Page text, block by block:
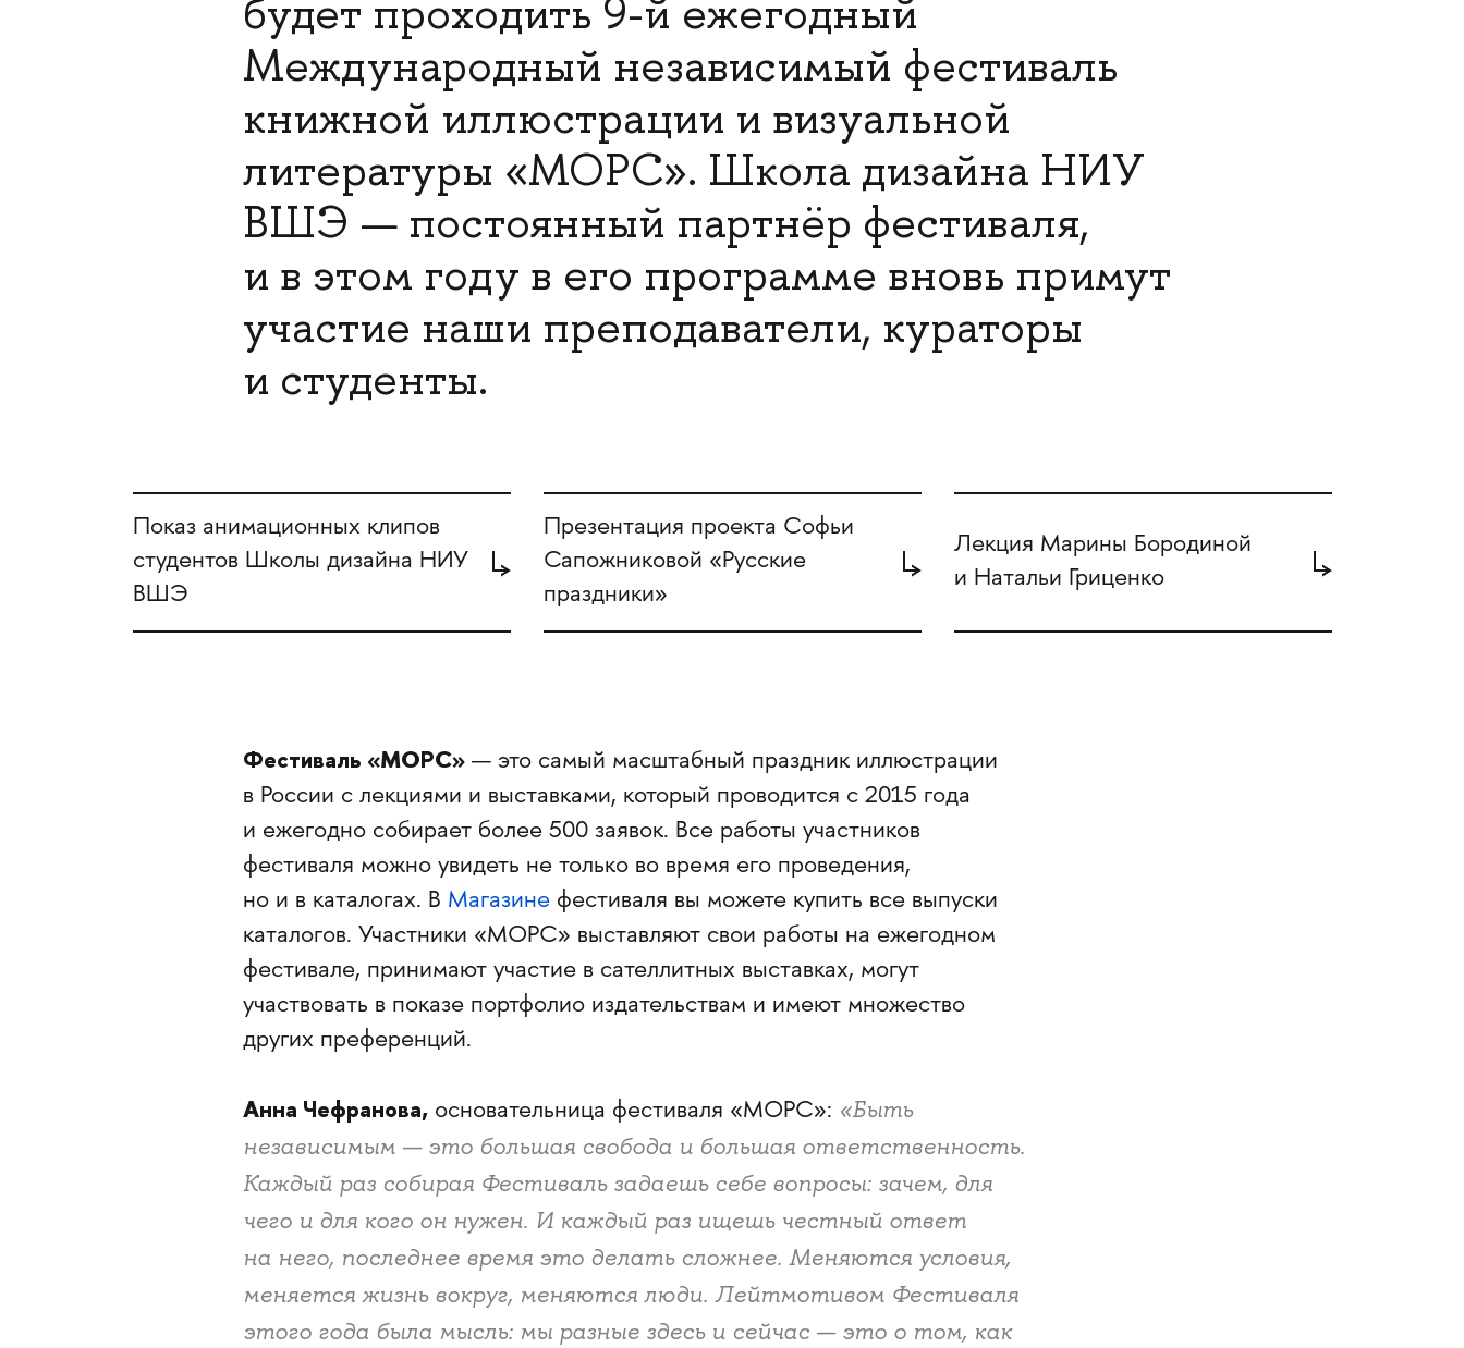
будет проходить 9-й ежегодный
Международный независимый фестиваль
книжной иллюстрации и визуальной
литературы «МОРС». Школа дизайна НИУ
ВШЭ — постоянный партнёр фестиваля,
и в этом году в его программе вновь примут
участие наши преподаватели, кураторы
и студенты.
Показ анимационных клипов
студентов Школы дизайна НИУ
ВШЭ
Презентация проекта Софьи
Сапожниковой «Русские
праздники»
Лекция Марины Бородиной
и Натальи Гриценко
Фестиваль «МОРС»— это самый масштабный праздник иллюстрации
в России с лекциями и выставками, который проводится с 2015 года
и ежегодно собирает более 500 заявок. Все работы участников
фестиваля можно увидеть не только во время его проведения,
но и в каталогах. В Магазинефестиваля вы можете купить все выпуски
каталогов. Участники «МОРС» выставляют свои работы на ежегодном
фестивале, принимают участие в сателлитных выставках, могут
участвовать в показе портфолио издательствам и имеют множество
других преференций.
Анна Чефранова,основательница фестиваля «МОРС»: «Быть
независимым — это большая свобода и большая ответственность.
Каждый раз собирая Фестиваль задаешь себе вопросы: зачем, для
чего и для кого он нужен. И каждый раз ищешь честный ответ
на него, последнее время это делать сложнее. Меняются условия,
меняется жизнь вокруг, меняются люди. Лейтмотивом Фестиваля
этого года была мысль: мы разные здесь и сейчас — это о том, как